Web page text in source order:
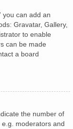
you can add an
Gravatar, Gallery,
to enable
can be made
a board
the number of
moderators and